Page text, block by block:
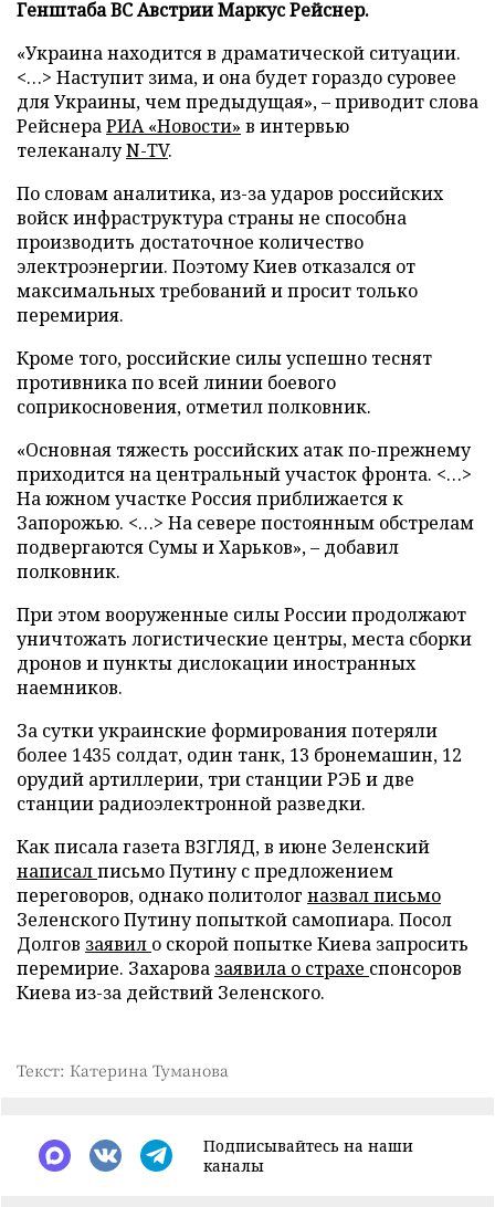
Генштаба ВС Австрии Маркус Рейснер.
«Украина находится в драматической ситуации.
<…> Наступит зима, и она будет гораздо суровее
для Украины, чем предыдущая», – приводит слова
РейснераРИА «Новости» в интервью
телеканалуN-TV.
По словам аналитика, из-за ударов российских
войск инфраструктура страны не способна
производить достаточное количество
электроэнергии. Поэтому Киев отказался от
максимальных требований и просит только
перемирия.
Кроме того, российские силы успешно теснят
противника по всей линии боевого
соприкосновения, отметил полковник.
«Основная тяжесть российских атак по-прежнему
приходится на центральный участок фронта. <…>
На южном участке Россия приближается к
Запорожью. <…> На севере постоянным обстрелам
подвергаются Сумы и Харьков», – добавил
полковник.
При этом вооруженные силы России продолжают
уничтожать логистические центры, места сборки
дронов и пункты дислокации иностранных
наемников.
За сутки украинские формирования потеряли
более 1435 солдат, один танк, 13 бронемашин, 12
орудий артиллерии, три станции РЭБ и две
станции радиоэлектронной разведки.
Как писала газета ВЗГЛЯД, в июне Зеленский
написалписьмо Путину с предложением
переговоров, однако политолог назвал письмо
Зеленского Путину попыткой самопиара. Посол
Долгов заявил о скорой попытке Киева запросить
перемирие. Захарова заявила о страхе спонсоров
Киева из-за действий Зеленского.
Текст: Катерина Туманова
Подписывайтесь на наши
каналы